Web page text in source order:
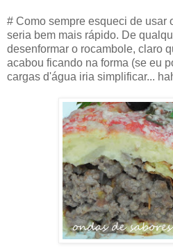
# Como sempre esqueci de usar
seria bem mais rápido. De
desenformar o rocambole, claro
acabou ficando na forma (se eu
cargas d'água iria simplificar...